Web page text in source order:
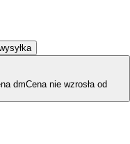
dmCena nie wzrosła od